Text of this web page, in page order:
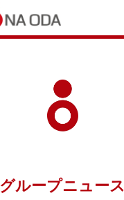
グループニュース